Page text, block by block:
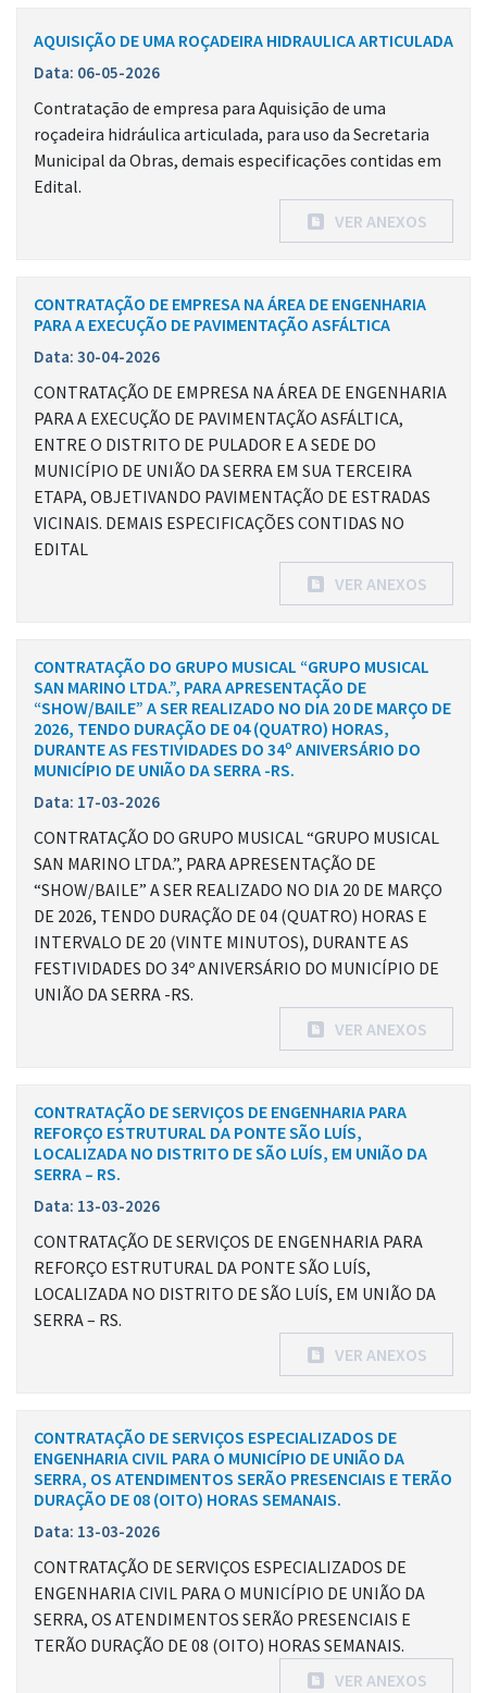
AQUISIÇÃO DE UMA ROÇADEIRA HIDRAULICA ARTICULADA
Data: 06-05-2026
Contratação de empresa para Aquisição de uma
roçadeira hidráulica articulada, para uso da Secretaria
Municipal da Obras, demais especificações contidas em
Edital.
VER ANEXOS
CONTRATAÇÃO DE EMPRESA NA ÁREA DE ENGENHARIA
PARA A EXECUÇÃO DE PAVIMENTAÇÃO ASFÁLTICA
Data: 30-04-2026
CONTRATAÇÃO DE EMPRESA NA ÁREA DE ENGENHARIA
PARA A EXECUÇÃO DE PAVIMENTAÇÃO ASFÁLTICA,
ENTRE O DISTRITO DE PULADOR E A SEDE DO
MUNICÍPIO DE UNIÃO DA SERRA EM SUA TERCEIRA
ETAPA, OBJETIVANDO PAVIMENTAÇÃO DE ESTRADAS
VICINAIS. DEMAIS ESPECIFICAÇÕES CONTIDAS NO
EDITAL
VER ANEXOS
CONTRATAÇÃO DO GRUPO MUSICAL “GRUPO MUSICAL
SAN MARINO LTDA.”, PARA APRESENTAÇÃO DE
“SHOW/BAILE” A SER REALIZADO NO DIA 20 DE MARÇO DE
2026, TENDO DURAÇÃO DE 04 (QUATRO) HORAS,
DURANTE AS FESTIVIDADES DO 34º ANIVERSÁRIO DO
MUNICÍPIO DE UNIÃO DA SERRA -RS.
Data: 17-03-2026
CONTRATAÇÃO DO GRUPO MUSICAL “GRUPO MUSICAL
SAN MARINO LTDA.”, PARA APRESENTAÇÃO DE
“SHOW/BAILE” A SER REALIZADO NO DIA 20 DE MARÇO
DE 2026, TENDO DURAÇÃO DE 04 (QUATRO) HORAS E
INTERVALO DE 20 (VINTE MINUTOS), DURANTE AS
FESTIVIDADES DO 34º ANIVERSÁRIO DO MUNICÍPIO DE
UNIÃO DA SERRA -RS.
VER ANEXOS
CONTRATAÇÃO DE SERVIÇOS DE ENGENHARIA PARA
REFORÇO ESTRUTURAL DA PONTE SÃO LUÍS,
LOCALIZADA NO DISTRITO DE SÃO LUÍS, EM UNIÃO DA
SERRA – RS.
Data: 13-03-2026
CONTRATAÇÃO DE SERVIÇOS DE ENGENHARIA PARA
REFORÇO ESTRUTURAL DA PONTE SÃO LUÍS,
LOCALIZADA NO DISTRITO DE SÃO LUÍS, EM UNIÃO DA
SERRA – RS.
VER ANEXOS
CONTRATAÇÃO DE SERVIÇOS ESPECIALIZADOS DE
ENGENHARIA CIVIL PARA O MUNICÍPIO DE UNIÃO DA
SERRA, OS ATENDIMENTOS SERÃO PRESENCIAIS E TERÃO
DURAÇÃO DE 08 (OITO) HORAS SEMANAIS.
Data: 13-03-2026
CONTRATAÇÃO DE SERVIÇOS ESPECIALIZADOS DE
ENGENHARIA CIVIL PARA O MUNICÍPIO DE UNIÃO DA
SERRA, OS ATENDIMENTOS SERÃO PRESENCIAIS E
TERÃO DURAÇÃO DE 08 (OITO) HORAS SEMANAIS.
VER ANEXOS